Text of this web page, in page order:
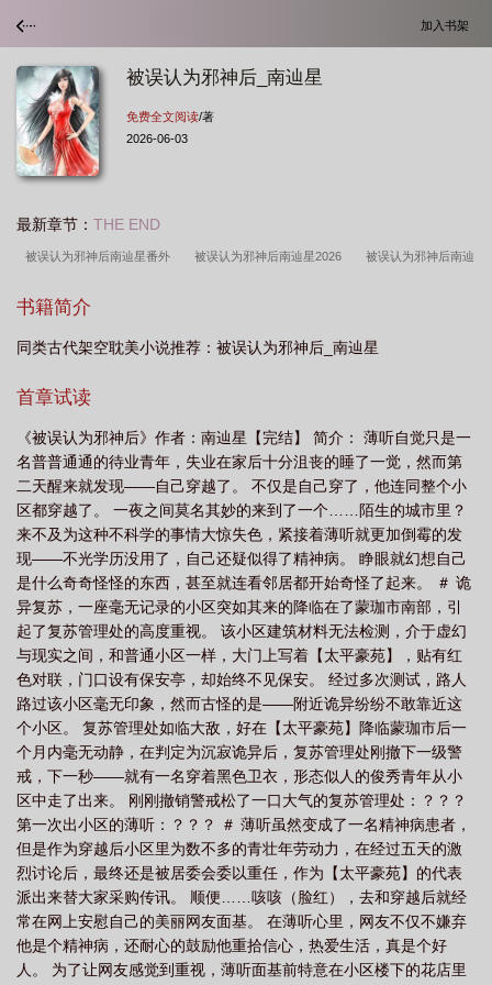
加入书架
被误认为邪神后_南辿星
免费全文阅读/著
2026-06-03
最新章节： THE END
被误认为邪神后南辿星番外 被误认为邪神后南辿星2026 被误认为邪神后南辿
为邪神后南辿星笔趣阁篇外
书籍简介
同类古代架空耽美小说推荐：被误认为邪神后_南辿星
首章试读
《被误认为邪神后》作者：南辿星【完结】 简介： 薄听自觉只是一
名普普通通的待业青年，失业在家后十分沮丧的睡了一觉，然而第
二天醒来就发现——自己穿越了。 不仅是自己穿了，他连同整个小
区都穿越了。 一夜之间莫名其妙的来到了一个……陌生的城市里？
来不及为这种不科学的事情大惊失色，紧接着薄听就更加倒霉的发
现——不光学历没用了，自己还疑似得了精神病。 睁眼就幻想自己
是什么奇奇怪怪的东西，甚至就连看邻居都开始奇怪了起来。 ＃ 诡
异复苏，一座毫无记录的小区突如其来的降临在了蒙珈市南部，引
起了复苏管理处的高度重视。 该小区建筑材料无法检测，介于虚幻
与现实之间，和普通小区一样，大门上写着【太平豪苑】，贴有红
色对联，门口设有保安亭，却始终不见保安。 经过多次测试，路人
路过该小区毫无印象，然而古怪的是——附近诡异纷纷不敢靠近这
个小区。 复苏管理处如临大敌，好在【太平豪苑】降临蒙珈市后一
个月内毫无动静，在判定为沉寂诡异后，复苏管理处刚撤下一级警
戒，下一秒——就有一名穿着黑色卫衣，形态似人的俊秀青年从小
区中走了出来。 刚刚撤销警戒松了一口大气的复苏管理处：？？？
第一次出小区的薄听：？？？ ＃ 薄听虽然变成了一名精神病患者，
但是作为穿越后小区里为数不多的青壮年劳动力，在经过五天的激
烈讨论后，最终还是被居委会委以重任，作为【太平豪苑】的代表
派出来替大家采购传讯。 顺便……咳咳（脸红），去和穿越后就经
常在网上安慰自己的美丽网友面基。 在薄听心里，网友不仅不嫌弃
他是个精神病，还耐心的鼓励他重拾信心，热爱生活，真是个好
人。 为了让网友感觉到重视，薄听面基前特意在小区楼下的花店里